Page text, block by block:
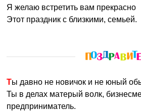
Я желаю встретить вам прекрасно
Этот праздник с близкими, семьей.
Ты давно не новичок и не юный
Ты в делах матерый волк,
предприниматель.